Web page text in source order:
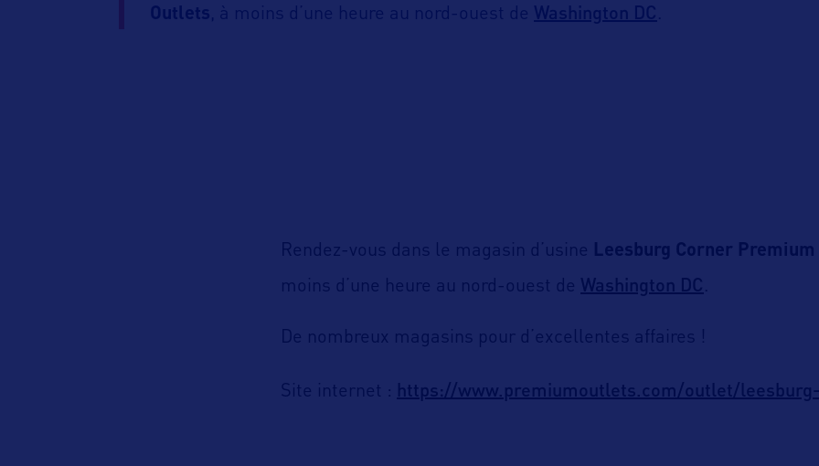
Outlets, à moins d’une heure au nord-ouest de Washington DC .
Rendez-vous dans le magasin d’usine Leesburg Corner
moins d’une heure au nord-ouest de Washington DC .
De nombreux magasins pour d’excellentes affaires !
Site internet : https://www.premiumoutlets.com/outlet/